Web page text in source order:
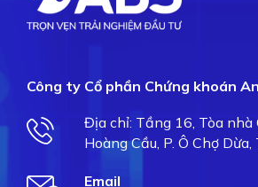
Công ty Cổ phần Chứng khoán
Địa chỉ: Tầng 16, Tòa nhà
Hoàng Cầu, P. Ô Chợ Dừa,
Email